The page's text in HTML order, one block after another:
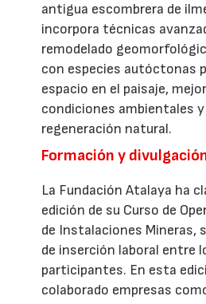
antigua escombrera de
incorpora técnicas
remodelado
con especies autóctonas
espacio en el paisaje,
condiciones ambientales
regeneración natural.
Formación y
La Fundación Atalaya ha
edición de su Curso de
de Instalaciones Mineras,
de inserción laboral entre
participantes. En esta
colaborado empresas